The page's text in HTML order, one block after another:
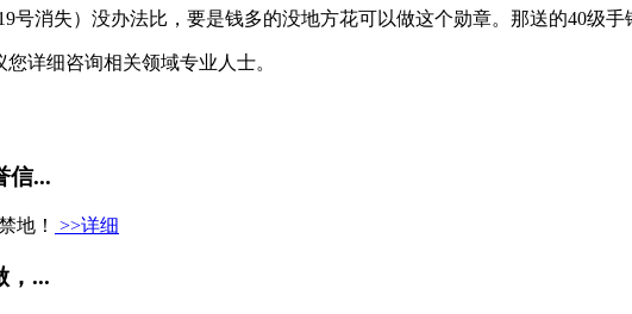
消失）没办法比，要是钱多的没地方花可以做这个勋章。那送的40级手
详细咨询相关领域专业人士。
信...
地！ >>详细
，...